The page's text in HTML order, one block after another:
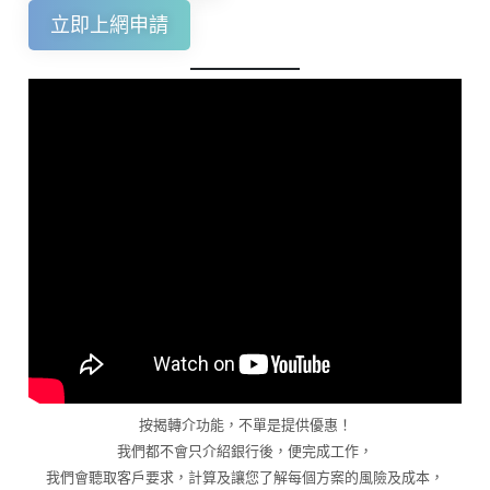
立即上網申請
按揭轉介功能，不單是提供優惠！
我們都不會只介紹銀行後，便完成工作，
我們會聽取客戶要求，計算及讓您了解每個方案的風險及成本，